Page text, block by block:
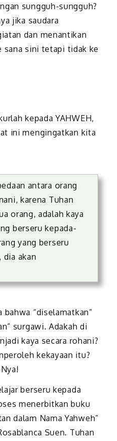
sungguh-sungguh?
jika saudara
dan menantikan
sana sini tetapi tidak ke
kepada YAHWEH,
ini mengingatkan kita
antara orang
karena Tuhan
orang, adalah kaya
berseru kepada-
yang berseru
dia akan
“diselamatkan”
surgawi. Adakah di
kaya secara rohani?
kekayaan itu?
berseru kepada
menerbitkan buku
dalam Nama Yahweh”
Suen. Tuhan